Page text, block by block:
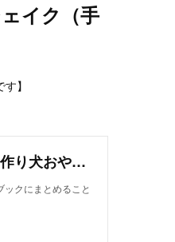
イク（手
】
オンラインレシピブック【今日から作れる！手作り犬おやつレシピ】
クにまとめること